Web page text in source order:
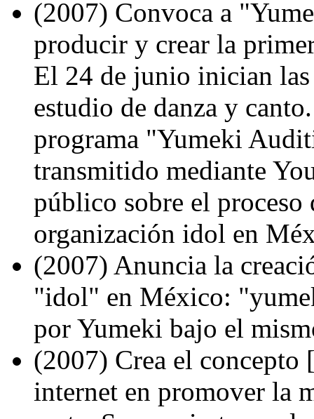
(2007) Convoca a
producir y crear la
El 24 de junio inician
estudio de danza y
programa "Yumeki
transmitido mediante
público sobre el
organización idol en
(2007) Anuncia la
"idol" en México:
por Yumeki bajo el
(2007) Crea el
internet en promover la